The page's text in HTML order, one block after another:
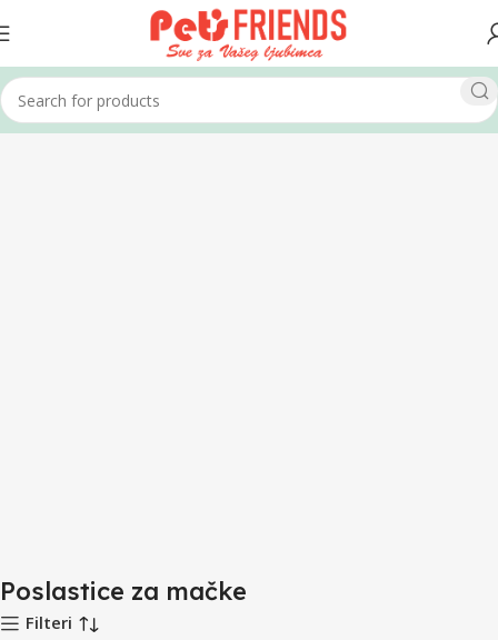
Home Mačke Poslastice za mačke
Poslastice za mačke
Filteri